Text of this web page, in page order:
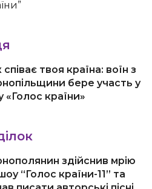
співає твоя країна: воїн з
бере участь у
«Голос країни»
здійснив мрію
“Голос країни-11” та